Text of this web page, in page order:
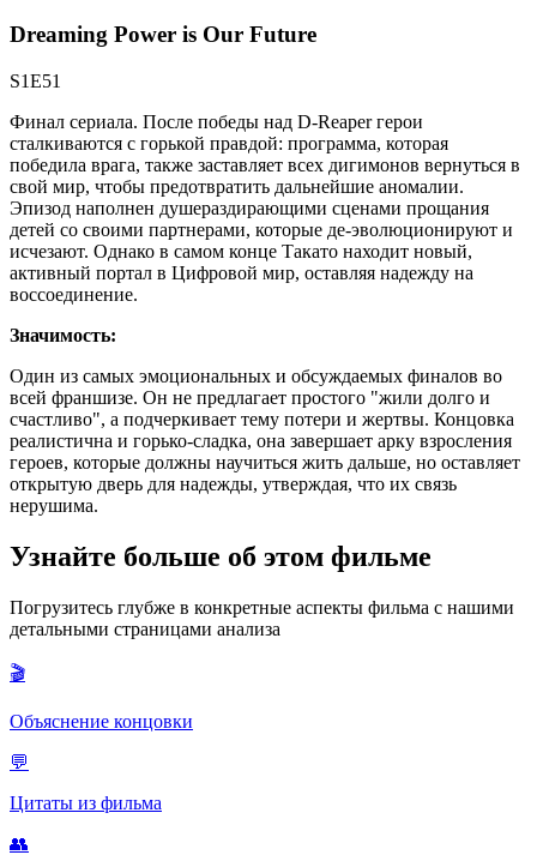
Dreaming Power is Our Future
S1E51
Финал сериала. После победы над D-Reaper герои
сталкиваются с горькой правдой: программа, которая
победила врага, также заставляет всех дигимонов вернуться в
свой мир, чтобы предотвратить дальнейшие аномалии.
Эпизод наполнен душераздирающими сценами прощания
детей со своими партнерами, которые де-эволюционируют и
исчезают. Однако в самом конце Такато находит новый,
активный портал в Цифровой мир, оставляя надежду на
воссоединение.
Значимость:
Один из самых эмоциональных и обсуждаемых финалов во
всей франшизе. Он не предлагает простого "жили долго и
счастливо", а подчеркивает тему потери и жертвы. Концовка
реалистична и горько-сладка, она завершает арку взросления
героев, которые должны научиться жить дальше, но оставляет
открытую дверь для надежды, утверждая, что их связь
нерушима.
Узнайте больше об этом фильме
Погрузитесь глубже в конкретные аспекты фильма с нашими
детальными страницами анализа
🎬
Объяснение концовки
💬
Цитаты из фильма
👥